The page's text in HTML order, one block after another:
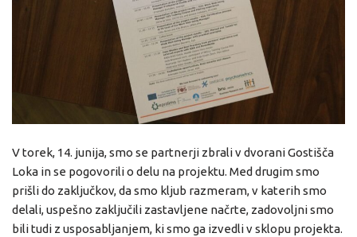
V torek, 14. junija, smo se partnerji zbrali v dvorani Gostišča
Loka in se pogovorili o delu na projektu. Med drugim smo
prišli do zaključkov, da smo kljub razmeram, v katerih smo
delali, uspešno zaključili zastavljene načrte, zadovoljni smo
bili tudi z usposabljanjem, ki smo ga izvedli v sklopu projekta.